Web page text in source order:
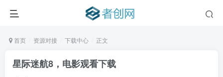
首页 资源对接 下载中心 正文
星际迷航8，电影观看下载